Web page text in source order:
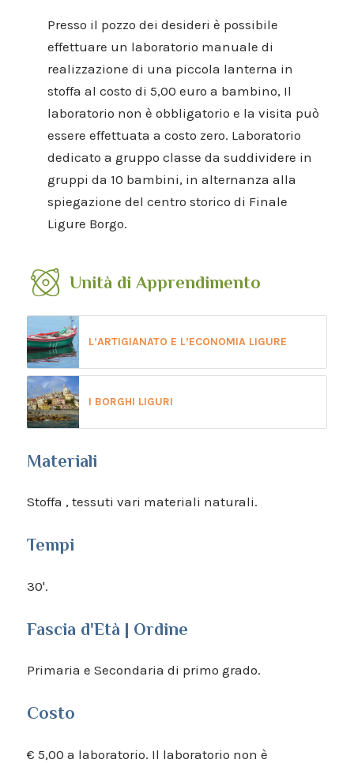
Presso il pozzo dei desideri è possibile
effettuare un laboratorio manuale di
realizzazione di una piccola lanterna in
stoffa al costo di 5,00 euro a bambino, Il
laboratorio non è obbligatorio e la visita può
essere effettuata a costo zero. Laboratorio
dedicato a gruppo classe da suddividere in
gruppi da 10 bambini, in alternanza alla
spiegazione del centro storico di Finale
Ligure Borgo.
Unità di Apprendimento
L’ARTIGIANATO E L’ECONOMIA LIGURE
I BORGHI LIGURI
Materiali
Stoffa , tessuti vari materiali naturali.
Tempi
30'.
Fascia d'Età | Ordine
Primaria e Secondaria di primo grado.
Costo
€ 5,00 a laboratorio. Il laboratorio non è